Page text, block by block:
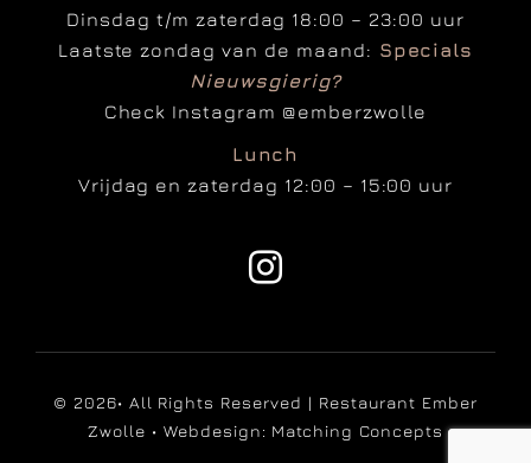
Dinsdag t/m zaterdag 18:00 – 23:00 uur
Laatste zondag van de maand: Specials
Nieuwsgierig?
Check Instagram @emberzwolle
Lunch
Vrijdag en zaterdag 12:00 – 15:00 uur
© 2026• All Rights Reserved | Restaurant Ember
Zwolle • Webdesign: Matching Concepts